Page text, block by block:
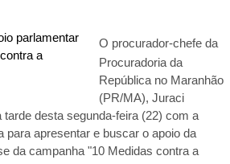
O procurador-chefe da
Procuradoria da
República no Maranhão
(PR/MA), Juraci
desta segunda-feira (22) com a
para apresentar e buscar o apoio da
da campanha "10 Medidas contra a